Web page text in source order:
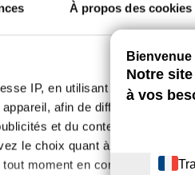
À propos des cookies
IP, en utilisant des
afin de diffuser des
et du contenu, ainsi que de
le choix quant à l'utilisation de
moment en consultant la
06 AOÛT 2019
PRÉVENTION
Prévention Soleil 2019
En savoir plus